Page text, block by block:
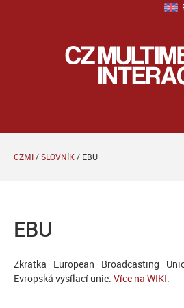
CZMI/SLOVNÍK/ EBU
EBU
Zkratka European Broadcasting
Evropská vysílací unie. Více na WIKI